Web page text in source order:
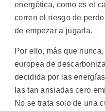
energética, como es el
corren el riesgo de
de empezar a jugarla.
Por ello, más que
europea de
decidida por las
las tan ansiadas cero
No se trata solo de una